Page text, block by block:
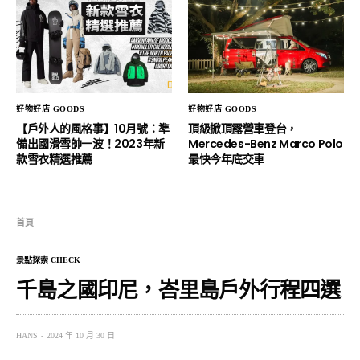
好物好店 GOODS
【戶外人的風格事】10月號：準
備出國滑雪帥一波！2023年新
款雪衣精選推薦
好物好店 GOODS
頂級掀頂露營車登台，
Mercedes-Benz Marco Polo
最快今年底交車
首頁
景點探索 CHECK
千島之國印尼，峇里島戶外行程四選
HANS 2024 年 10 月 30 日